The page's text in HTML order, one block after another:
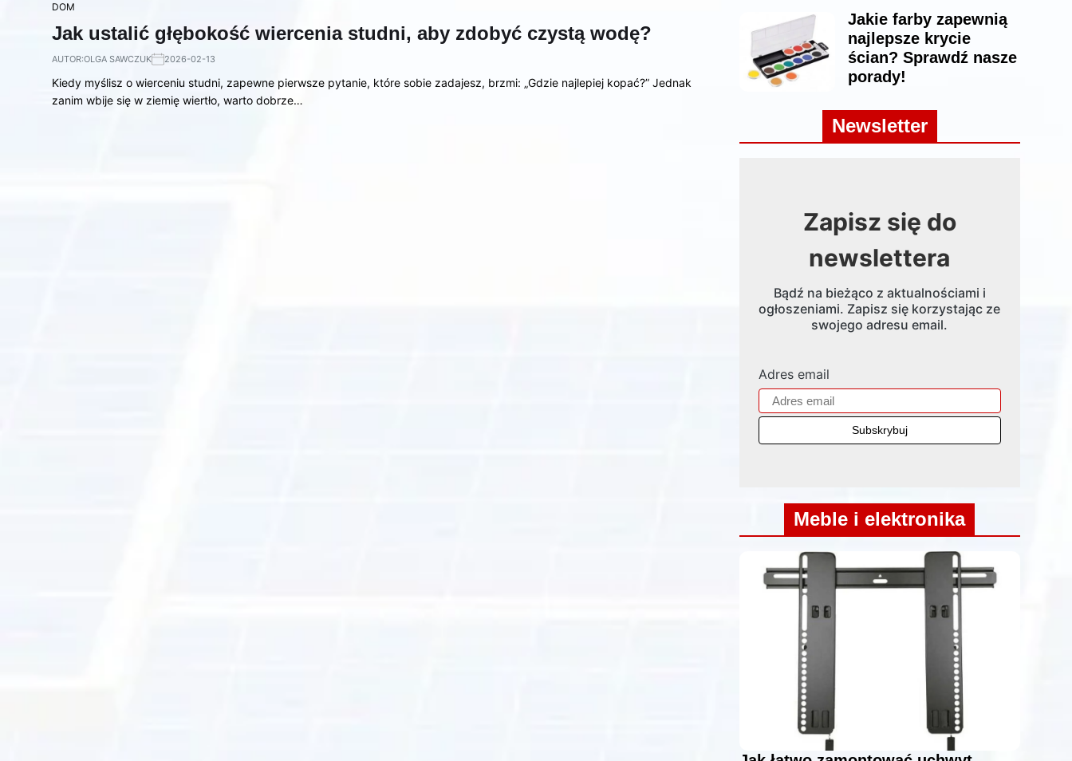
DOM
Jak ustalić głębokość wiercenia studni, aby zdobyć czystą wodę?
AUTOR:OLGA SAWCZUK 2026-02-13
Kiedy myślisz o wierceniu studni, zapewne pierwsze pytanie, które sobie zadajesz, brzmi: „Gdzie najlepiej kopać?” Jednak
zanim wbije się w ziemię wiertło, warto dobrze…
Jakie farby zapewnią
najlepsze krycie
ścian? Sprawdź nasze
porady!
Newsletter
Zapisz się do
newslettera
Bądź na bieżąco z aktualnościami i
ogłoszeniami. Zapisz się korzystając ze
swojego adresu email.
Adres email
Meble i elektronika